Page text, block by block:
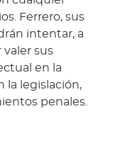
Ferrero, sus
intentar, a
valer sus
en la
la legislación,
penales.